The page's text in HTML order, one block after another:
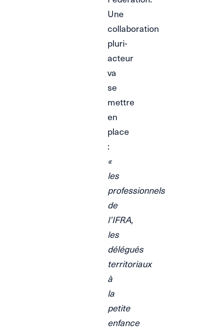
Une
collaboration
pluri-
acteur
va
se
mettre
en
place
:
«
les
professionnels
de
l’IFRA,
les
délégués
territoriaux
à
la
petite
enfance